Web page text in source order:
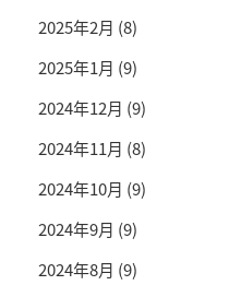
2025年2月 (8)
2025年1月 (9)
2024年12月 (9)
2024年11月 (8)
2024年10月 (9)
2024年9月 (9)
2024年8月 (9)